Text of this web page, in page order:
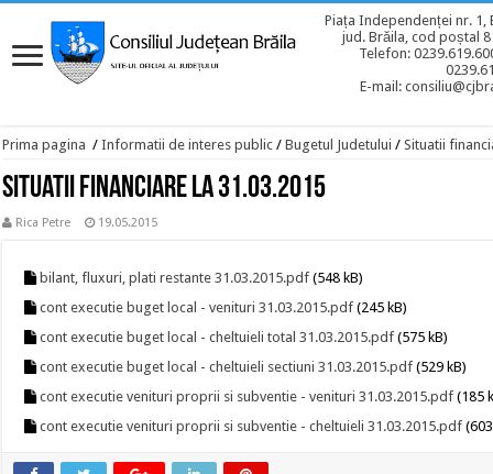
Piața Independenței nr. 1,
jud. Brăila, cod poștal
Telefon:
E-mail:
Prima pagina / Informatii de interes public / Bugetul Judetului / Situatii
Situatii financiare la 31.03.2015
Rica Petre 19.05.2015
bilant, fluxuri, plati restante 31.03.2015.pdf (548 kB)
cont executie buget local - venituri 31.03.2015.pdf (245 kB)
cont executie buget local - cheltuieli total 31.03.2015.pdf (575 kB)
cont executie buget local - cheltuieli sectiuni 31.03.2015.pdf (529 kB)
cont executie venituri proprii si subventie - venituri 31.03.2015.pdf (185
cont executie venituri proprii si subventie - cheltuieli 31.03.2015.pdf